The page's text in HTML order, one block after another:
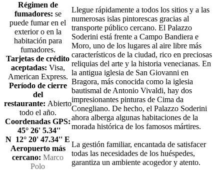
Régimen de
fumadores: se
puede fumar en el
exterior o en la
habitación para
fumadores.
Tarjetas de crédito
aceptadas: Visa,
American Express.
Período de cierre
del
restaurante: Abierto
todo el año.
Coordenadas GPS:
45° 26' 5.34''
N 12° 20' 47.34'' E
Aeropuerto más
cercano: Marco
Polo
Llegue rápidamente a todos los sitios y a las
numerosas islas pintorescas gracias al
transporte público cercano. El Palazzo
Soderini está frente a Campo Bandiera e
Moro, uno de los lugares al aire libre más
característicos de la ciudad, rico en preciosas
reliquias del arte y la historia venecianas. En
la antigua iglesia de San Giovanni en
Bragora, más conocida como la iglesia
bautismal de Antonio Vivaldi, hay dos
impresionantes pinturas de Cima da
Conegliano. De hecho, el Palazzo Soderini
ahora alberga algunas habitaciones de la
morada histórica de los famosos mártires.
La gestión familiar, encantada de satisfacer
todas las necesidades de los huéspedes,
garantiza un ambiente acogedor y atento.